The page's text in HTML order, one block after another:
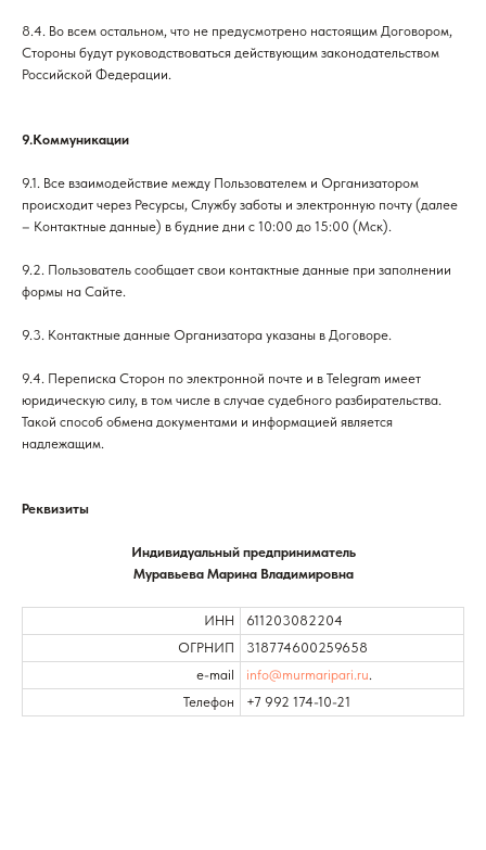
8.4. Во всем остальном, что не предусмотрено настоящим Договором,
Стороны будут руководствоваться действующим законодательством
Российской Федерации.
9.Коммуникации
9.1. Все взаимодействие между Пользователем и Организатором
происходит через Ресурсы, Службу заботы и электронную почту (далее
– Контактные данные) в будние дни с 10:00 до 15:00 (Мск).
9.2. Пользователь сообщает свои контактные данные при заполнении
формы на Сайте.
9.3. Контактные данные Организатора указаны в Договоре.
9.4. Переписка Сторон по электронной почте и в Telegram имеет
юридическую силу, в том числе в случае судебного разбирательства.
Такой способ обмена документами и информацией является
надлежащим.
Реквизиты
Индивидуальный предприниматель
Муравьева Марина Владимировна
ИНН
611203082204
ОГРНИП
318774600259658
e-mail
info@murmaripari.ru.
Телефон
+7 992 174-10-21